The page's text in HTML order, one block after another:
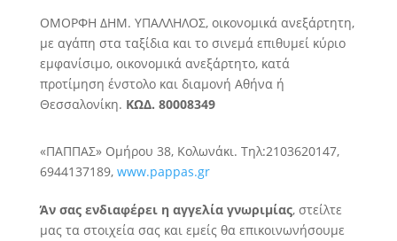
ΟΜΟΡΦΗ ΔΗΜ. ΥΠΑΛΛΗΛΟΣ, οικονομικά ανεξάρτητη,
με αγάπη στα ταξίδια και το σινεμά επιθυμείκύριο
εμφανίσιμο, οικονομικά ανεξάρτητο, κατά
προτίμηση ένστολο και διαμονή Αθήνα ή
Θεσσαλονίκη. ΚΩΔ. 80008349
«ΠΑΠΠΑΣ» Ομήρου 38, Κολωνάκι. Τηλ:2103620147,
6944137189, www.pappas.gr
Άν σας ενδιαφέρει η αγγελία γνωριμίας, στείλτε
μας τα στοιχεία σας και εμείς θα επικοινωνήσουμε